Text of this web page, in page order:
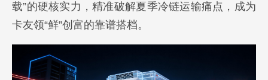
载”的硬核实力，精准破解夏季冷链运输痛点，成为
卡友领“鲜”创富的靠谱搭档。